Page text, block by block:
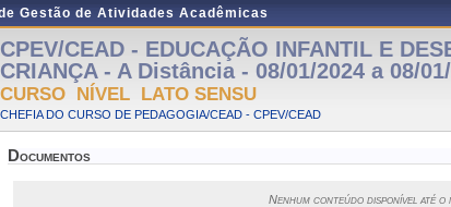
Gestão de Atividades Acadêmicas
CPEV/CEAD - EDUCAÇÃO INFANTIL E
CRIANÇA - A Distância - 08/01/2024 a 08/
CURSO NÍVEL LATO SENSU
CHEFIA DO CURSO DE PEDAGOGIA/CEAD - CPEV/CEAD
Documentos
Nenhum conteúdo disponível até o